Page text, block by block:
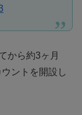
から約3ヶ月
ントを開設し